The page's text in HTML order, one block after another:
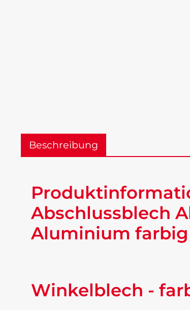
Beschreibung
Abschlussblech
Aluminium
Winkelblech -